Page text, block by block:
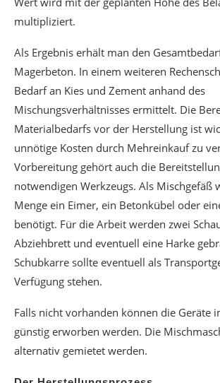
multipliziert.
Als Ergebnis erhält man den
Magerbeton. In einem weiteren
Bedarf an Kies und Zement anhand des
Mischungsverhältnisses ermittelt. Die
Materialbedarfs vor der Herstellung ist
unnötige Kosten durch Mehreinkauf zu
Vorbereitung gehört auch die
notwendigen Werkzeugs. Als Mischgefäß
Menge ein Eimer, ein Betonkübel oder
benötigt. Für die Arbeit werden zwei
Abziehbrett und eventuell eine Harke
Schubkarre sollte eventuell als
Verfügung stehen.
Falls nicht vorhanden können die Geräte
günstig erworben werden. Die
alternativ gemietet werden.